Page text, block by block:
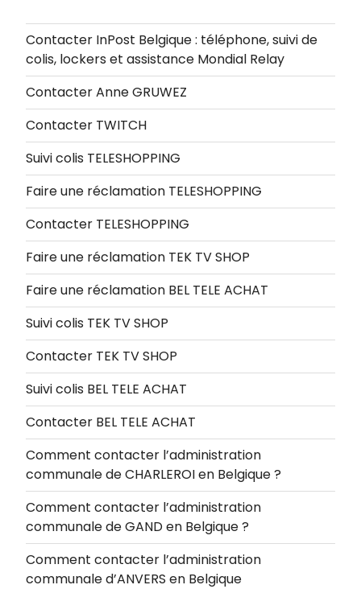
Contacter InPost Belgique : téléphone, suivi de
colis, lockers et assistance Mondial Relay
Contacter Anne GRUWEZ
Contacter TWITCH
Suivi colis TELESHOPPING
Faire une réclamation TELESHOPPING
Contacter TELESHOPPING
Faire une réclamation TEK TV SHOP
Faire une réclamation BEL TELE ACHAT
Suivi colis TEK TV SHOP
Contacter TEK TV SHOP
Suivi colis BEL TELE ACHAT
Contacter BEL TELE ACHAT
Comment contacter l’administration
communale de CHARLEROI en Belgique ?
Comment contacter l’administration
communale de GAND en Belgique ?
Comment contacter l’administration
communale d’ANVERS en Belgique